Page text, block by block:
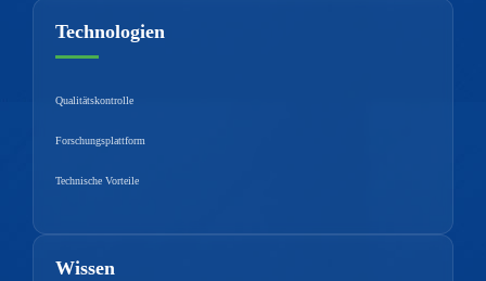
Technologien
Qualitätskontrolle
Forschungsplattform
Technische Vorteile
Wissen